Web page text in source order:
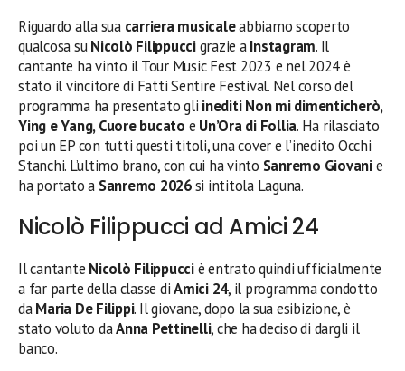
Riguardo alla sua carriera musicaleabbiamo scoperto
qualcosa suNicolò Filippuccigrazie aInstagram. Il
cantante ha vinto il Tour Music Fest 2023 e nel 2024 è
stato il vincitore di Fatti Sentire Festival. Nel corso del
programma ha presentato gli inediti Non mi dimenticherò,
Ying e Yang, Cuore bucato e Un’Ora di Follia. Ha rilasciato
poi un EP con tutti questi titoli, una cover e l’inedito Occhi
Stanchi. L’ultimo brano, con cui ha vinto Sanremo Giovanie
ha portato a Sanremo 2026si intitola Laguna.
Nicolò Filippucci ad Amici 24
Il cantante Nicolò Filippucciè entrato quindi ufficialmente
a far parte della classe diAmici 24, il programma condotto
daMaria De Filippi. Il giovane, dopo la sua esibizione, è
stato voluto daAnna Pettinelli, che ha deciso di dargli il
banco.